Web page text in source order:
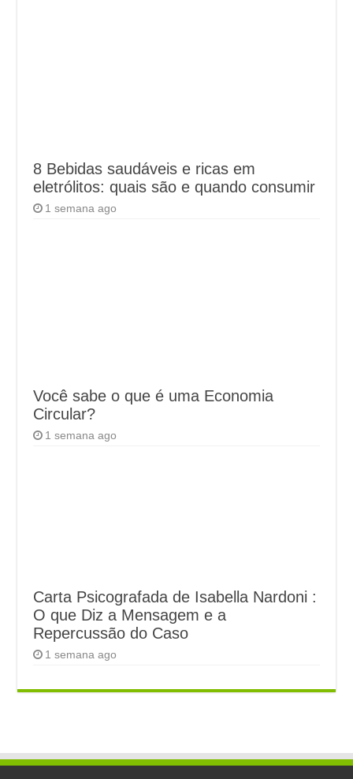
8 Bebidas saudáveis e ricas em
eletrólitos: quais são e quando consumir
1 semana ago
Você sabe o que é uma Economia
Circular?
1 semana ago
Carta Psicografada de Isabella Nardoni :
O que Diz a Mensagem e a
Repercussão do Caso
1 semana ago